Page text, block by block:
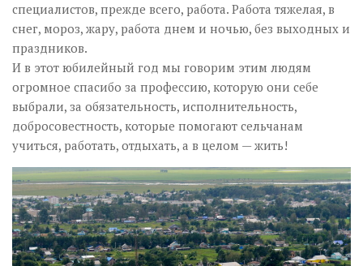
специалистов, прежде всего, работа. Работа тяжелая, в
снег, мороз, жару, работа днем и ночью, без выходных и
праздников.
И в этот юбилейный год мы говорим этим людям
огромное спасибо за профессию, которую они себе
выбрали, за обязательность, исполнительность,
добросовестность, которые помогают сельчанам
учиться, работать, отдыхать, а в целом — жить!